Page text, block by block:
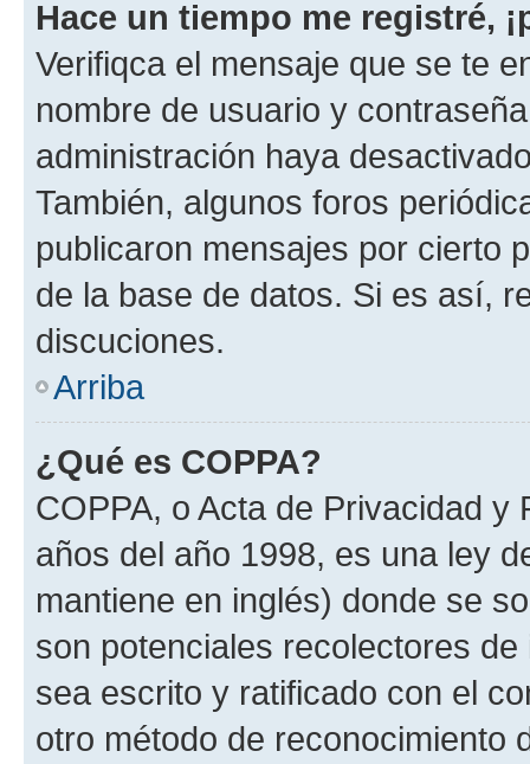
Hace un tiempo me registré,
Verifiqca el mensaje que se te
nombre de usuario y
administración haya
También, algunos foros
publicaron mensajes por cierto
de la base de datos. Si es así,
discuciones.
Arriba
¿Qué es COPPA?
COPPA, o Acta de Privacidad
años del año 1998, es una ley
mantiene en inglés) donde se
son potenciales recolectores
sea escrito y ratificado con el
otro método de reconocimiento